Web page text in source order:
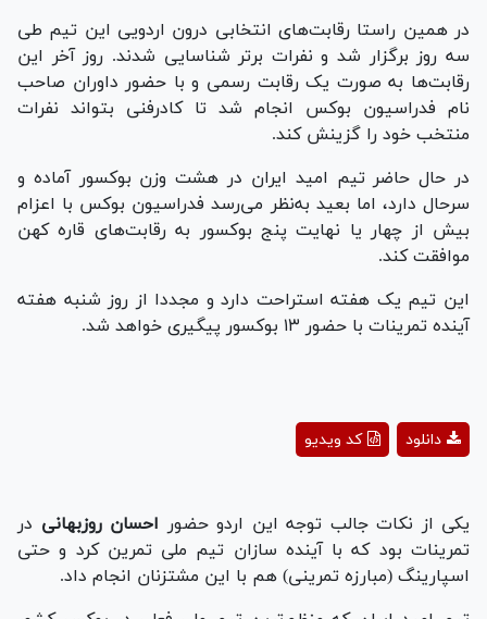
در همین راستا رقابت‌های انتخابی درون اردویی این تیم طی
سه روز برگزار شد و نفرات برتر شناسایی شدند. روز آخر این
رقابت‌ها به صورت یک رقابت رسمی و با حضور داوران صاحب
نام فدراسیون بوکس انجام شد تا کادرفنی بتواند نفرات
منتخب خود را گزینش کند.
در حال حاضر تیم امید ایران در هشت وزن بوکسور آماده و
سرحال دارد، اما بعید به‌نظر می‌رسد فدراسیون بوکس با اعزام
بیش از چهار یا نهایت پنج بوکسور به رقابت‌های قاره کهن
موافقت کند.
این تیم یک هفته استراحت دارد و مجددا از روز شنبه هفته
آینده تمرینات با حضور ۱۳ بوکسور پیگیری خواهد شد.
Playکد ویدیو دانلود
یکی از نکات جالب توجه این اردو حضور احسان روزبهانی در
تمرینات بود که با آینده سازان تیم ملی تمرین کرد و حتی
اسپارینگ (مبارزه تمرینی) هم با این مشتزنان انجام داد.